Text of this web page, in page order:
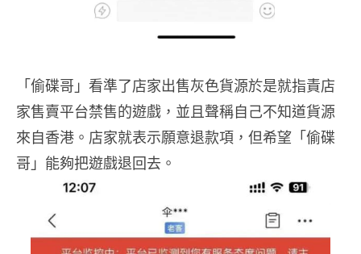
「偷碟哥」看準了店家出售灰色貨源於是就指責店
家售賣平台禁售的遊戲，並且聲稱自己不知道貨源
來自香港。店家就表示願意退款項，但希望「偷碟
哥」能夠把遊戲退回去。